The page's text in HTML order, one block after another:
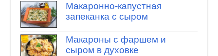
Макаронно-капустная
запеканка с сыром
Макароны с фаршем и
сыром в духовке